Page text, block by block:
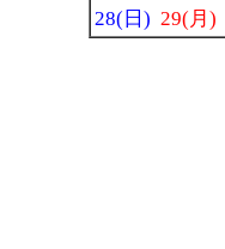
28(日) 29(月)